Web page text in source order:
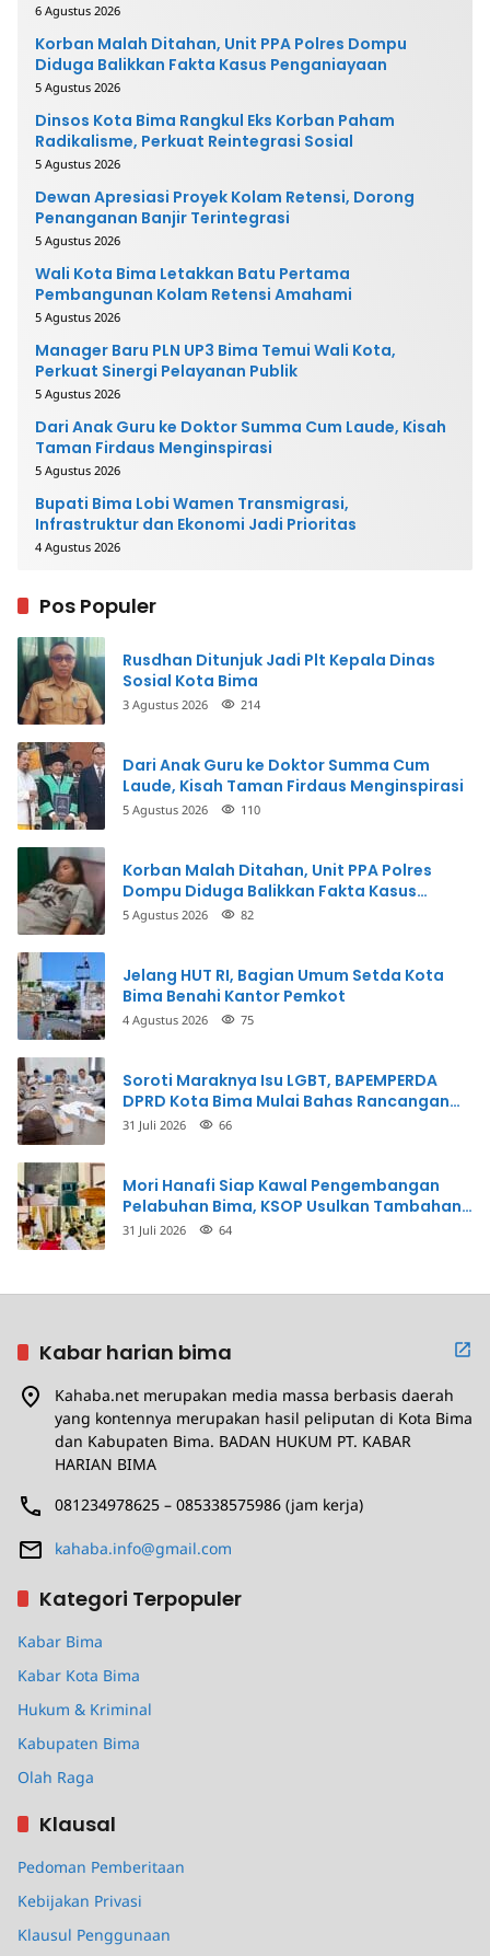
6 Agustus 2026
Korban Malah Ditahan, Unit PPA Polres Dompu
Diduga Balikkan Fakta Kasus Penganiayaan
5 Agustus 2026
Dinsos Kota Bima Rangkul Eks Korban Paham
Radikalisme, Perkuat Reintegrasi Sosial
5 Agustus 2026
Dewan Apresiasi Proyek Kolam Retensi, Dorong
Penanganan Banjir Terintegrasi
5 Agustus 2026
Wali Kota Bima Letakkan Batu Pertama
Pembangunan Kolam Retensi Amahami
5 Agustus 2026
Manager Baru PLN UP3 Bima Temui Wali Kota,
Perkuat Sinergi Pelayanan Publik
5 Agustus 2026
Dari Anak Guru ke Doktor Summa Cum Laude, Kisah
Taman Firdaus Menginspirasi
5 Agustus 2026
Bupati Bima Lobi Wamen Transmigrasi,
Infrastruktur dan Ekonomi Jadi Prioritas
4 Agustus 2026
Pos Populer
Rusdhan Ditunjuk Jadi Plt Kepala Dinas
Sosial Kota Bima
3 Agustus 2026 214
Dari Anak Guru ke Doktor Summa Cum
Laude, Kisah Taman Firdaus Menginspirasi
5 Agustus 2026 110
Korban Malah Ditahan, Unit PPA Polres
Dompu Diduga Balikkan Fakta Kasus
Penganiayaan
5 Agustus 2026 82
Jelang HUT RI, Bagian Umum Setda Kota
Bima Benahi Kantor Pemkot
4 Agustus 2026 75
Soroti Maraknya Isu LGBT, BAPEMPERDA
DPRD Kota Bima Mulai Bahas Rancangan
Perda Pencegahan
31 Juli 2026 66
Mori Hanafi Siap Kawal Pengembangan
Pelabuhan Bima, KSOP Usulkan Tambahan
Dermaga Rp400 Miliar
31 Juli 2026 64
Kabar harian bima
Kahaba.net merupakan media massa berbasis daerah
yang kontennya merupakan hasil peliputan di Kota Bima
dan Kabupaten Bima. BADAN HUKUM PT. KABAR
HARIAN BIMA
081234978625 – 085338575986 (jam kerja)
kahaba.info@gmail.com
Kategori Terpopuler
Kabar Bima
Kabar Kota Bima
Hukum & Kriminal
Kabupaten Bima
Olah Raga
Klausal
Pedoman Pemberitaan
Kebijakan Privasi
Klausul Penggunaan